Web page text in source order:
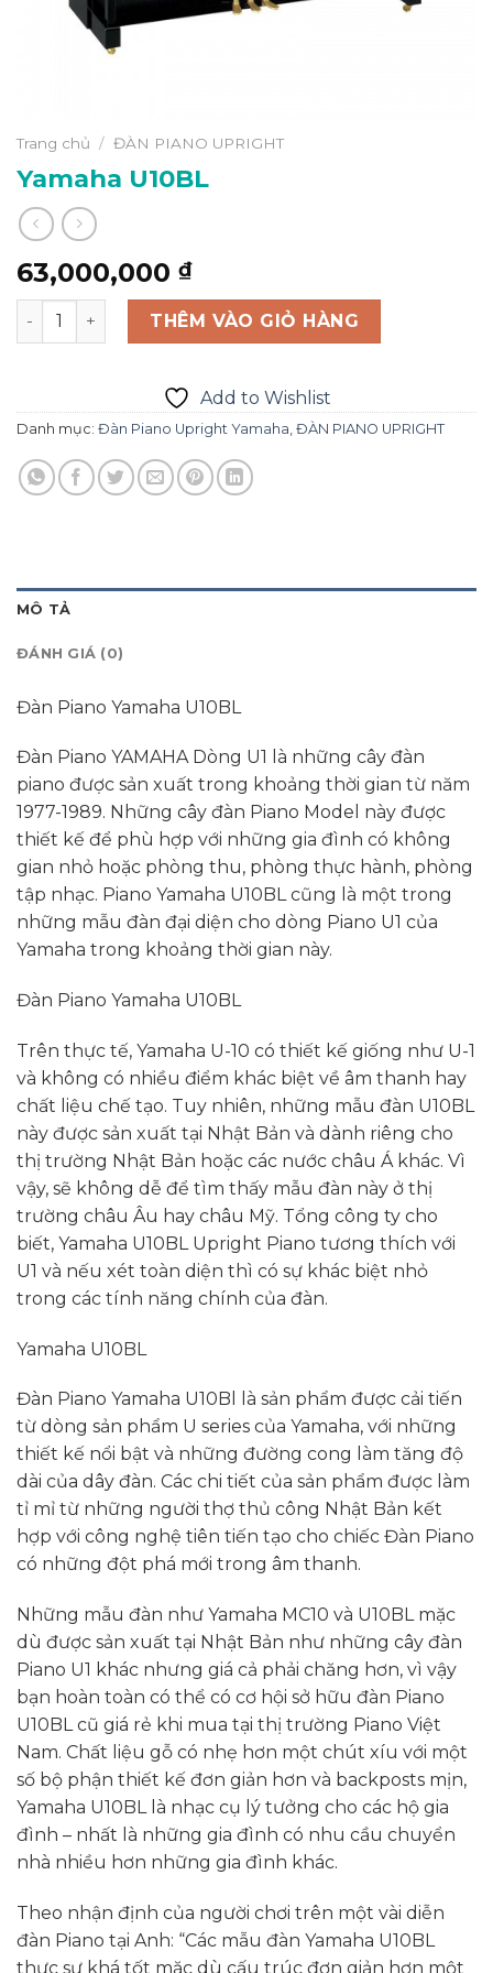
Trang chủ / ĐÀN PIANO UPRIGHT
Yamaha U10BL
63,000,000 ₫
Yamaha U10BL số lượngTHÊM VÀO GIỎ HÀNG
Add to Wishlist
Danh mục: Đàn Piano Upright Yamaha ĐÀN PIANO UPRIGHT
MÔ TẢ
ĐÁNH GIÁ (0)
Đàn Piano Yamaha U10BL
Đàn Piano YAMAHA Dòng U1 là những cây đàn
piano được sản xuất trong khoảng thời gian từ năm
1977-1989. Những cây đàn Piano Model này được
thiết kế để phù hợp với những gia đình có không
gian nhỏ hoặc phòng thu, phòng thực hành, phòng
tập nhạc. Piano Yamaha U10BL cũng là một trong
những mẫu đàn đại diện cho dòng Piano U1 của
Yamaha trong khoảng thời gian này.
Đàn Piano Yamaha U10BL
Trên thực tế, Yamaha U-10 có thiết kế giống như U-1
và không có nhiều điểm khác biệt về âm thanh hay
chất liệu chế tạo. Tuy nhiên, những mẫu đàn U10BL
này được sản xuất tại Nhật Bản và dành riêng cho
thị trường Nhật Bản hoặc các nước châu Á khác. Vì
vậy, sẽ không dễ để tìm thấy mẫu đàn này ở thị
trường châu Âu hay châu Mỹ. Tổng công ty cho
biết, Yamaha U10BL Upright Piano tương thích với
U1 và nếu xét toàn diện thì có sự khác biệt nhỏ
trong các tính năng chính của đàn.
Yamaha U10BL
Đàn Piano Yamaha U10Bl là sản phẩm được cải tiến
từ dòng sản phẩm U series của Yamaha, với những
thiết kế nổi bật và những đường cong làm tăng độ
dài của dây đàn. Các chi tiết của sản phẩm được làm
tỉ mỉ từ những người thợ thủ công Nhật Bản kết
hợp với công nghệ tiên tiến tạo cho chiếc Đàn Piano
có những đột phá mới trong âm thanh.
Những mẫu đàn như Yamaha MC10 và U10BL mặc
dù được sản xuất tại Nhật Bản như những cây đàn
Piano U1 khác nhưng giá cả phải chăng hơn, vì vậy
bạn hoàn toàn có thể có cơ hội sở hữu đàn Piano
U10BL cũ giá rẻ khi mua tại thị trường Piano Việt
Nam. Chất liệu gỗ có nhẹ hơn một chút xíu với một
số bộ phận thiết kế đơn giản hơn và backposts mịn,
Yamaha U10BL là nhạc cụ lý tưởng cho các hộ gia
đình – nhất là những gia đình có nhu cầu chuyển
nhà nhiều hơn những gia đình khác.
Theo nhận định của người chơi trên một vài diễn
đàn Piano tại Anh: “Các mẫu đàn Yamaha U10BL
thực sự khá tốt mặc dù cấu trúc đơn giản hơn một